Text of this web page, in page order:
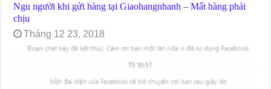
Ngu người khi gửi hàng tại Giaohangnhanh – Mất hàng phải
chịu
Tháng 12 23, 2018